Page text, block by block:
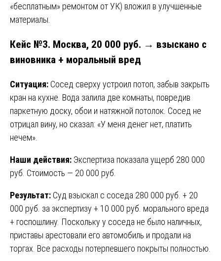
«бесплатным» ремонтом от УК) вложил в улучшенные
материалы.
Кейс №3. Москва, 20 000 руб. → взыскано с
виновника + моральный вред
Ситуация: Сосед сверху устроил потоп, забыв закрыть
кран на кухне. Вода залила две комнаты, повредив
паркетную доску, обои и натяжной потолок. Сосед не
отрицал вину, но сказал: «У меня денег нет, платить
нечем».
Наши действия: Экспертиза показала ущерб 280 000
руб. Стоимость — 20 000 руб.
Результат: Суд взыскал с соседа 280 000 руб. + 20
000 руб. за экспертизу + 10 000 руб. морального вреда
+ госпошлину. Поскольку у соседа не было наличных,
приставы арестовали его автомобиль и продали на
торгах. Все расходы потерпевшего покрыты полностью.